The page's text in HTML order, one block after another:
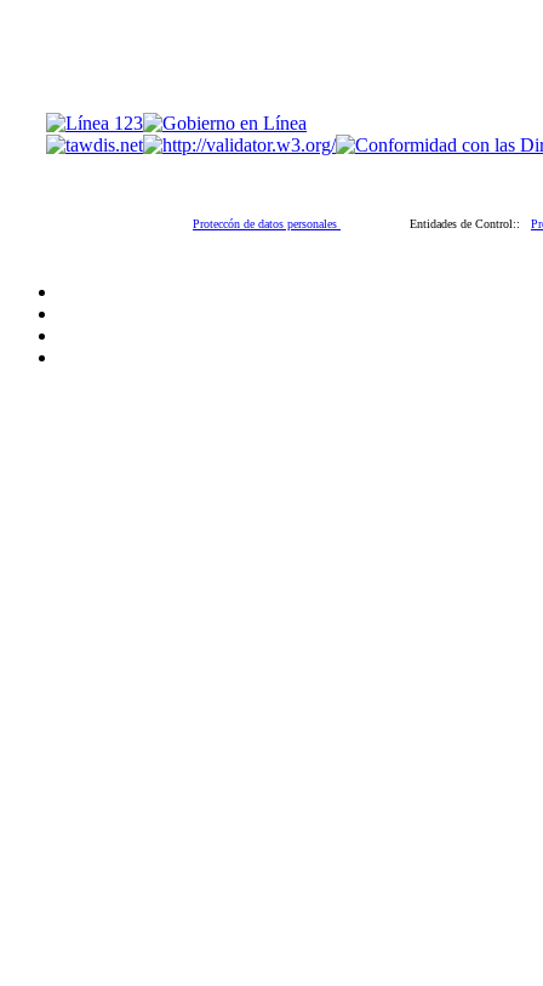
Proteccón de datos personales Entidades de Control::